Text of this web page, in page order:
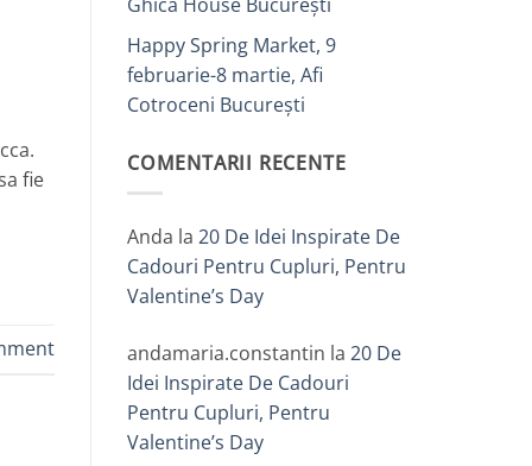
fie
Happy Spring Market, 9
februarie-8 martie, Afi
Cotroceni București
COMENTARII RECENTE
Anda la 20 De Idei Inspirate De
Cadouri Pentru Cupluri, Pentru
Valentine’s Day
andamaria.constantin la 20 De
Idei Inspirate De Cadouri
Pentru Cupluri, Pentru
Valentine’s Day